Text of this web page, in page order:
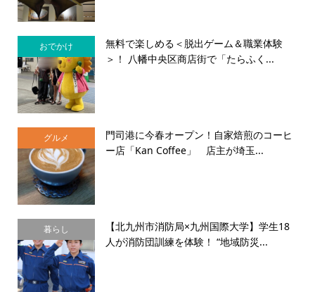
おでかけ
無料で楽しめる＜脱出ゲーム＆職業体験
＞！ 八幡中央区商店街で「たらふく...
グルメ
門司港に今春オープン！自家焙煎のコーヒ
ー店「Kan Coffee」 店主が埼玉...
暮らし
【北九州市消防局×九州国際大学】学生18
人が消防団訓練を体験！ “地域防災...